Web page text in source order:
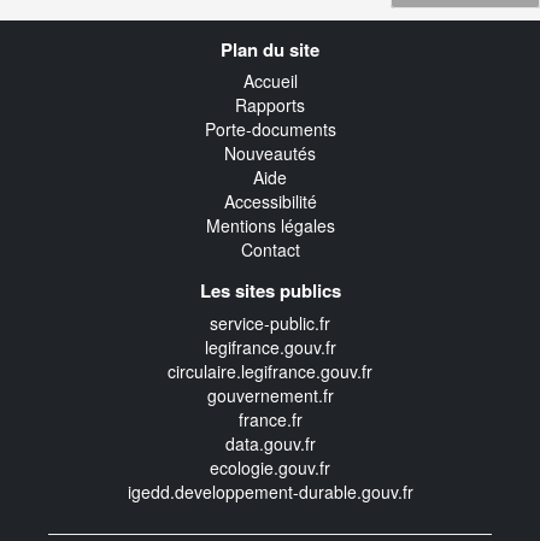
Plan du site
Accueil
Rapports
Porte-documents
Nouveautés
Aide
Accessibilité
Mentions légales
Contact
Les sites publics
service-public.fr
legifrance.gouv.fr
circulaire.legifrance.gouv.fr
gouvernement.fr
france.fr
data.gouv.fr
ecologie.gouv.fr
igedd.developpement-durable.gouv.fr